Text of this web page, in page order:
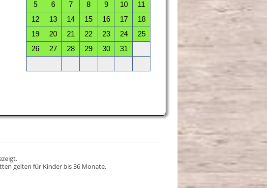
gelten für Kinder bis 36 Monate.